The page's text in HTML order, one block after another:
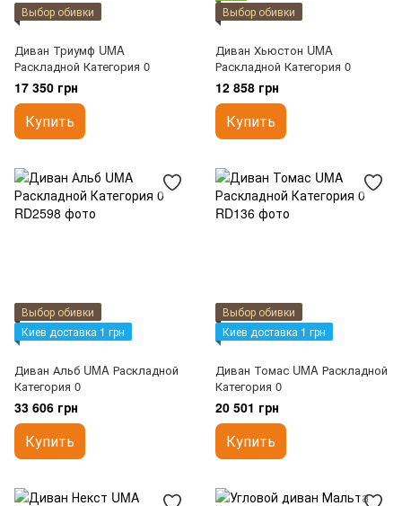
Выбор обивки
Диван Триумф UMA
Раскладной Категория 0
17 350 грн
Купить
Выбор обивки
Диван Хьюстон UMA
Раскладной Категория 0
12 858 грн
Купить
Выбор обивки
Киев доставка 1 грн
Диван Альб UMA Раскладной
Категория 0
33 606 грн
Купить
Выбор обивки
Киев доставка 1 грн
Диван Томас UMA Раскладной
Категория 0
20 501 грн
Купить